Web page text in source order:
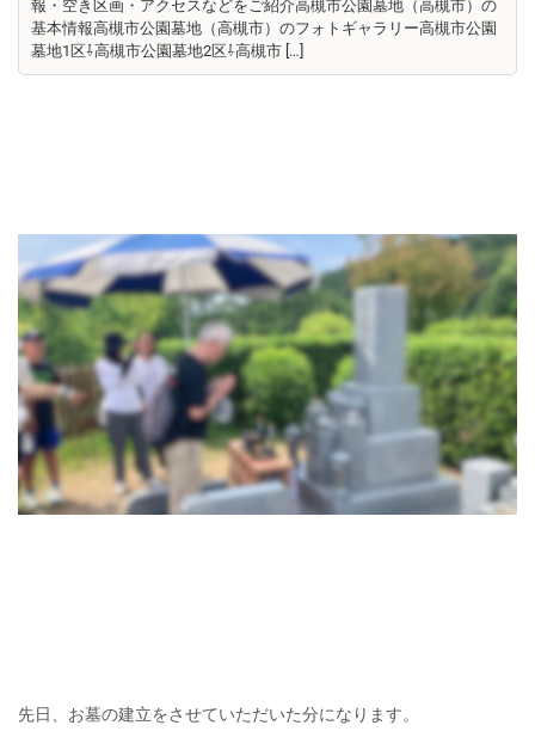
報・空き区画・アクセスなどをご紹介高槻市公園墓地（高槻市）の
基本情報高槻市公園墓地（高槻市）のフォトギャラリー高槻市公園
墓地1区⇩高槻市公園墓地2区⇩高槻市 […]
先日、お墓の建立をさせていただいた分になります。